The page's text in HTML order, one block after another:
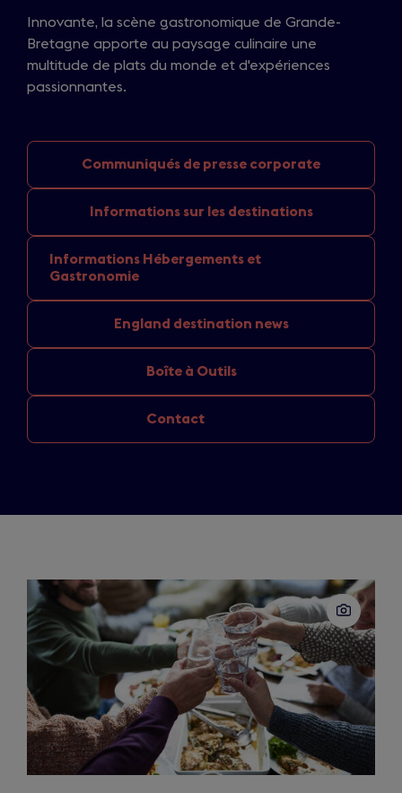
Innovante, la scène gastronomique de Grande-
Bretagne apporte au paysage culinaire une
multitude de plats du monde et d'expériences
passionnantes.
Communiqués de presse corporate
Informations sur les destinations
Informations Hébergements et
Gastronomie
England destination news
Boîte à Outils
Contact